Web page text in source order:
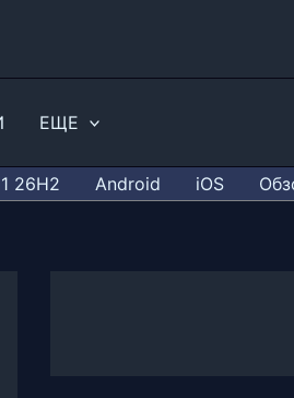
ЕЩЕ
26H2 Android iOS